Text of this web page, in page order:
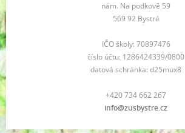
nám. Na podkově 59
569 92 Bystré
IČO školy: 70897476
číslo účtu: 1286424339/0800
datová schránka: d25mux8
+420 734 662 267
info@zusbystre.cz